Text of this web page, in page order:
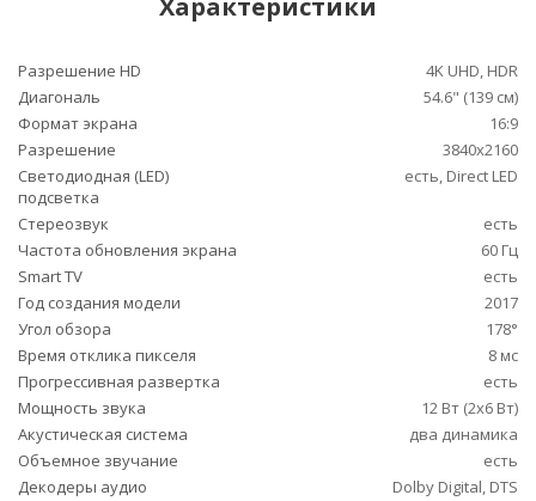
Характеристики
Разрешение HD
4K UHD, HDR
Диагональ
54.6" (139 см)
Формат экрана
16:9
Разрешение
3840x2160
Светодиодная (LED)
подсветка
есть, Direct LED
Стереозвук
есть
Частота обновления экрана
60 Гц
Smart TV
есть
Год создания модели
2017
Угол обзора
178°
Время отклика пикселя
8 мс
Прогрессивная развертка
есть
Мощность звука
12 Вт (2х6 Вт)
Акустическая система
два динамика
Объемное звучание
есть
Декодеры аудио
Dolby Digital, DTS